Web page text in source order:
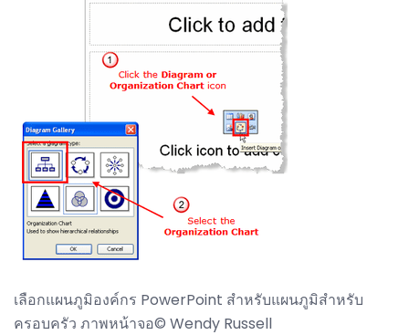
เลือกแผนภูมิองค์กร PowerPoint สำหรับแผนภูมิสำหรับ
ครอบครัว ภาพหน้าจอ© Wendy Russell